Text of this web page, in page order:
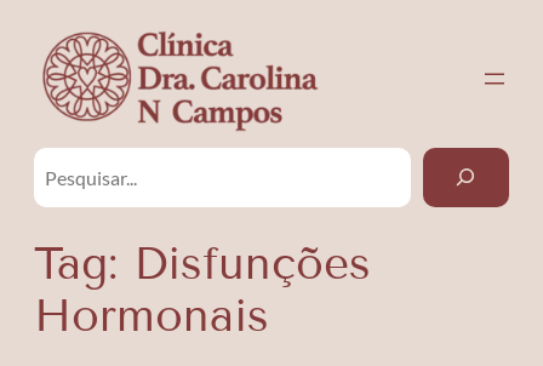
para
conteúdo
Pesquisar
Tag: Disfunções
Hormonais